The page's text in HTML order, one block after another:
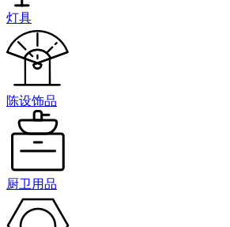
灯具
陈设饰品
厨卫用品